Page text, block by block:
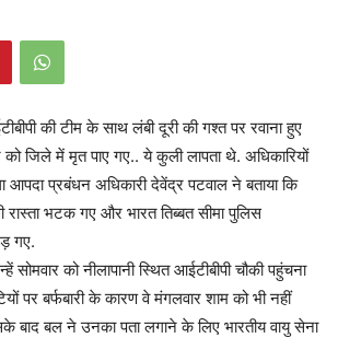
की टीम के साथ लंबी दूरी की गश्त पर रवाना हुए
को जिले में मृत पाए गए.. ये कुली लापता थे. अधिकारियों
आपदा प्रबंधन अधिकारी देवेंद्र पटवाल ने बताया कि
भटक गए और भारत तिब्बत सीमा पुलिस
गए.
सोमवार को नीलापानी स्थित आईटीबीपी चौकी पहुंचना
पर बर्फबारी के कारण वे मंगलवार शाम को भी नहीं
बाद बल ने उनका पता लगाने के लिए भारतीय वायु सेना